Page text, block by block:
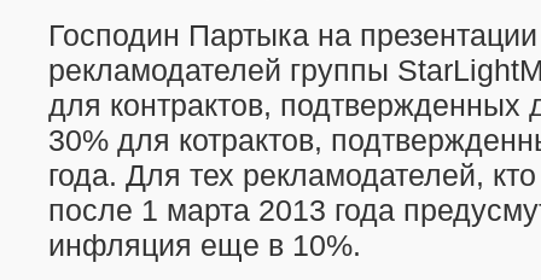
Господин Партыка на
рекламодателей группы
для контрактов, подтвержденных
30% для котрактов,
года. Для тех рекламодателей,
после 1 марта 2013 года
инфляция еще в 10%.